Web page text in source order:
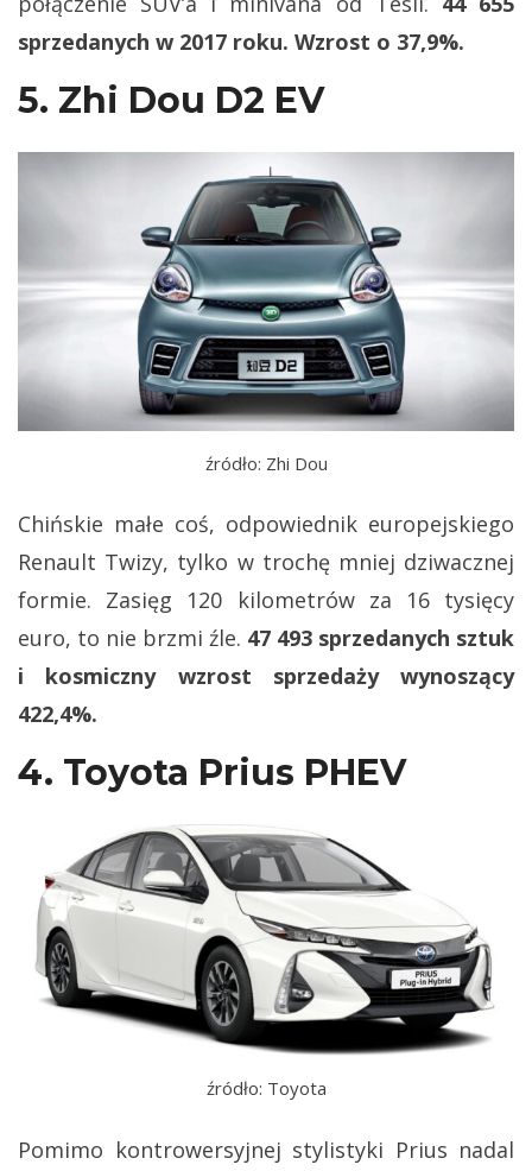
sprzedanych w 2017 roku. Wzrost o 37,9%.
5. Zhi Dou D2 EV
źródło: Zhi Dou
Chińskie małe coś, odpowiednik europejskiego
Renault Twizy, tylko w trochę mniej dziwacznej
formie. Zasięg 120 kilometrów za 16 tysięcy
euro, to nie brzmi źle. 47 493 sprzedanych sztuk
i kosmiczny wzrost sprzedaży wynoszący
422,4%.
4. Toyota Prius PHEV
źródło: Toyota
Pomimo kontrowersyjnej stylistyki Prius nadal